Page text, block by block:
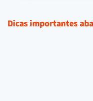
Dicas importantes